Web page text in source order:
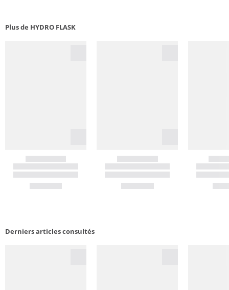
Plus de HYDRO FLASK
Derniers articles consultés